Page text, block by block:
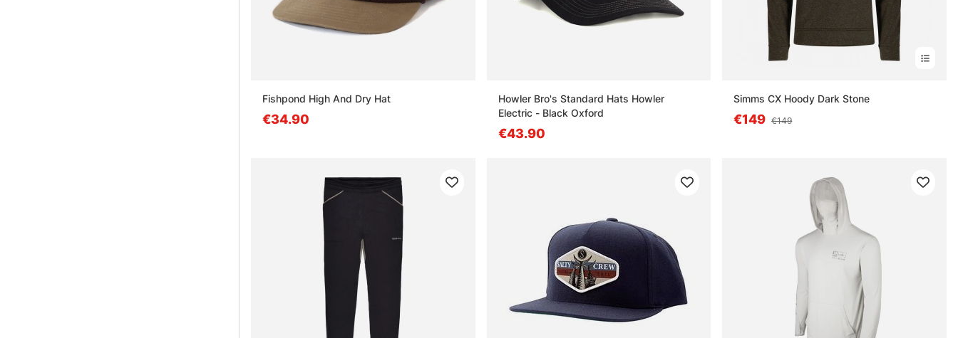
Fishpond High And Dry Hat
€34.90
Howler Bro's Standard Hats Howler
Electric - Black Oxford
€43.90
Simms CX Hoody Dark Stone
€149 €149